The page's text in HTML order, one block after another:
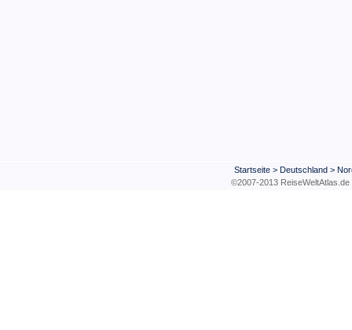
Startseite > Deutschland >
©2007-2013